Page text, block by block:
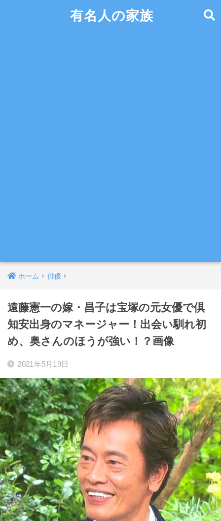
有名人の家族
ホーム 俳優
遠藤憲一の嫁・昌子は宝塚の元女優で倶
知安出身のマネージャー！出会い馴れ初
め、奥さんのほうが強い！？画像
2021年5月19日